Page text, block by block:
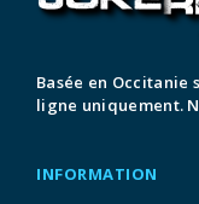
Basée en Occitanie
ligne uniquement.
INFORMATION